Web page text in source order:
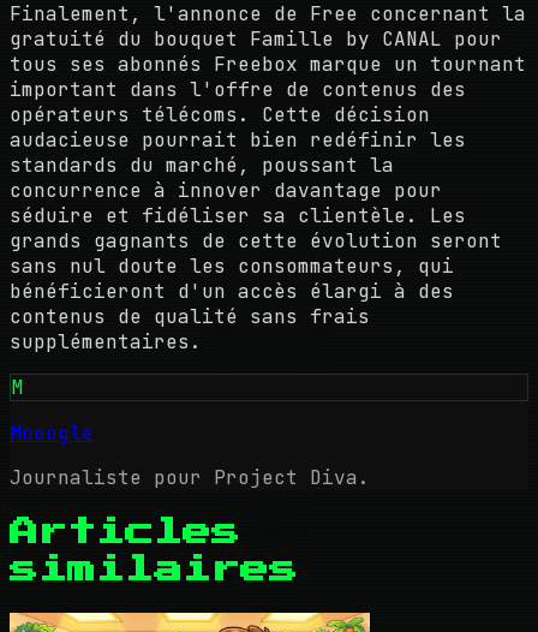
Finalement, l'annonce de Free concernant la
gratuité du bouquet Famille by CANAL pour
tous ses abonnés Freebox marque un tournant
important dans l'offre de contenus des
opérateurs télécoms. Cette décision
audacieuse pourrait bien redéfinir les
standards du marché, poussant la
concurrence à innover davantage pour
séduire et fidéliser sa clientèle. Les
grands gagnants de cette évolution seront
sans nul doute les consommateurs, qui
bénéficieront d'un accès élargi à des
contenus de qualité sans frais
supplémentaires.
M
Mooogle
Journaliste pour Project Diva.
Articles
similaires